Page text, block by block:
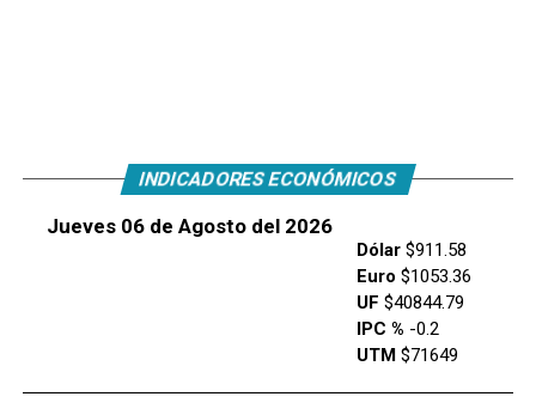
INDICADORES ECONÓMICOS
Jueves 06 de Agosto del 2026
Dólar$911.58
Euro $1053.36
UF $40844.79
IPC % -0.2
UTM$71649